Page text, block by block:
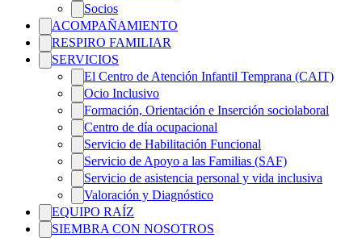
Socios
ACOMPAÑAMIENTO
RESPIRO FAMILIAR
SERVICIOS
El Centro de Atención Infantil Temprana (CAIT)
Ocio Inclusivo
Formación, Orientación e Inserción sociolaboral
Centro de día ocupacional
Servicio de Habilitación Funcional
Servicio de Apoyo a las Familias (SAF)
Servicio de asistencia personal y vida inclusiva
Valoración y Diagnóstico
EQUIPO RAÍZ
SIEMBRA CON NOSOTROS